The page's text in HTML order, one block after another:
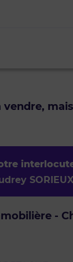
vendre,
SORIEUX
-